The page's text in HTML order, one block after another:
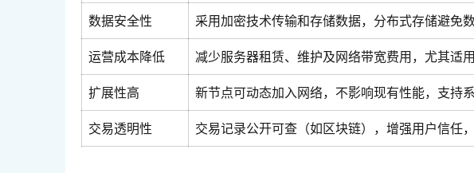
数据安全性 采用加密技术传输和存储数据，分布式存储避免
运营成本降低 减少服务器租赁、维护及网络带宽费用，尤其适
扩展性高 新节点可动态加入网络，不影响现有性能，支持系
交易透明性 交易记录公开可查（如区块链），增强用户信任